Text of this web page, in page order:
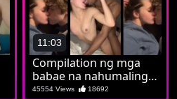
11:03
Compilation ng mga
babae na nahumaling
sa itim na tite
45554 Views 18692